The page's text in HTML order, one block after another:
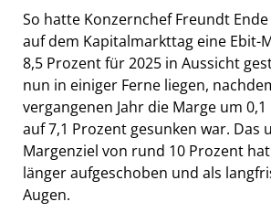
So hatte Konzernchef Freundt
auf dem Kapitalmarkttag eine Ebit-
8,5 Prozent für 2025 in Aussicht
nun in einiger Ferne liegen,
vergangenen Jahr die Marge um
auf 7,1 Prozent gesunken war. Das
Margenziel von rund 10 Prozent
länger aufgeschoben und als
Augen.